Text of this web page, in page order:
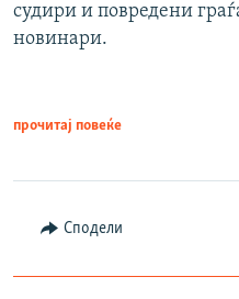
судири и повредени
новинари.
прочитај повеќе
Сподели